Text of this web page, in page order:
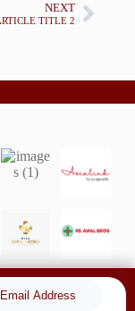
NEXT
TITLE 2